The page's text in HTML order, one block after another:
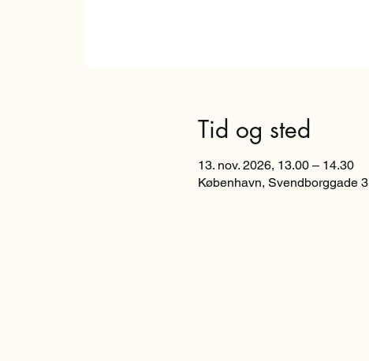
Tid og sted
13. nov. 2026, 13.00 – 14.30
København, Svendborggade